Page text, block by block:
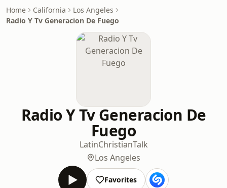
Home California
Los Angeles
Radio Y Tv Generacion De Fuego
Radio Y Tv Generacion De
Fuego
LatinChristianTalk
Los Angeles
Favorites